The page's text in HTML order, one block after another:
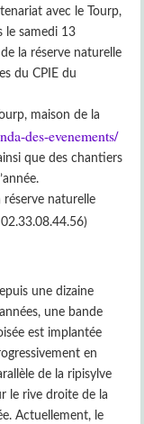
avec le Tourp,
le samedi 13
la réserve naturelle
du CPIE du
maison de la
des-evenements/
que des chantiers
réserve naturelle
une dizaine
une bande
est implantée
en
de la ripisylve
le rive droite de la
Actuellement, le